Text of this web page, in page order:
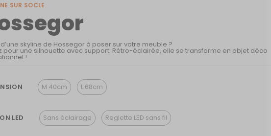
SUR SOCLE
d’une skyline de Hossegor à poser sur votre meuble ?
pour une silhouette avec support. Rétro-éclairée, elle se transforme en objet déco
!
M 40cm L 68cm
LED Sans éclairage Reglette LED sans fil